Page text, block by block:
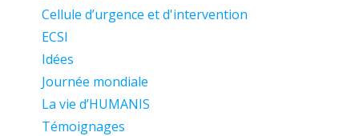
Cellule d’urgence et d'intervention
ECSI
Idées
Journée mondiale
La vie d’HUMANIS
Témoignages